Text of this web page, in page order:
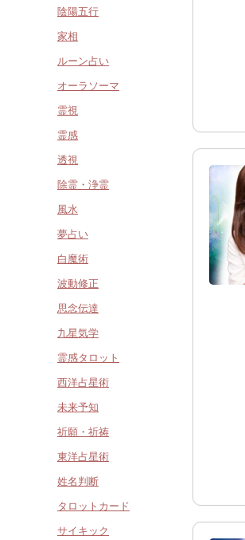
陰陽五行
家相
ルーン占い
オーラソーマ
霊視
霊感
透視
除霊・浄霊
風水
夢占い
白魔術
波動修正
思念伝達
九星気学
霊感タロット
西洋占星術
未来予知
祈願・祈祷
東洋占星術
姓名判断
タロットカード
サイキック